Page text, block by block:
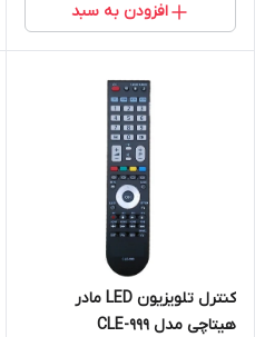
افزودن به سبد
کنترل تلویزیون LED مادر
هیتاچی مدل CLE-999